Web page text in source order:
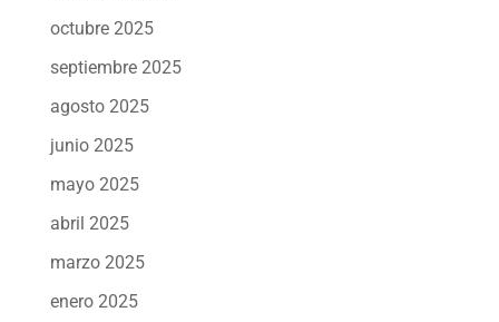
octubre 2025
septiembre 2025
agosto 2025
junio 2025
mayo 2025
abril 2025
marzo 2025
enero 2025